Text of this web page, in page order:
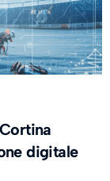
digitale